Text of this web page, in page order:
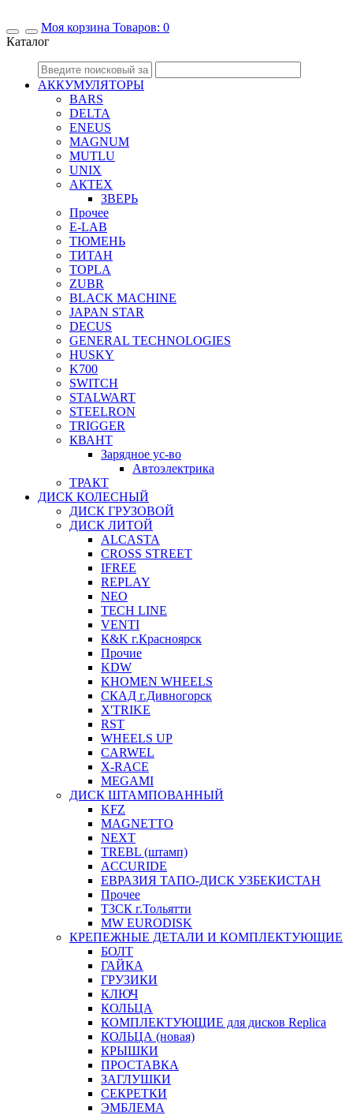
Mоя корзина Товаров: 0
Каталог
АККУМУЛЯТОРЫ
BARS
DELTA
ENEUS
MAGNUM
MUTLU
UNIX
АКТЕХ
ЗВЕРЬ
Прочее
E-LAB
ТЮМЕНЬ
ТИТАН
TOPLA
ZUBR
BLACK MACHINE
JAPAN STAR
DECUS
GENERAL TECHNOLOGIES
HUSKY
K700
SWITCH
STALWART
STEELRON
TRIGGER
КВАНТ
Зарядное ус-во
Автоэлектрика
ТРАКТ
ДИСК КОЛЕСНЫЙ
ДИСК ГРУЗОВОЙ
ДИСК ЛИТОЙ
ALCASTA
CROSS STREET
IFREE
REPLAY
NEO
TECH LINE
VENTI
К&K г.Красноярск
Прочие
KDW
KHOMEN WHEELS
СКАД г.Дивногорск
X'TRIKE
RST
WHEELS UP
CARWEL
X-RACE
MEGAMI
ДИСК ШТАМПОВАННЫЙ
KFZ
MAGNETTO
NEXT
TREBL (штамп)
ACCURIDE
ЕВРАЗИЯ ТАПО-ДИСК УЗБЕКИСТАН
Прочее
ТЗСК г.Тольятти
MW EURODISK
КРЕПЕЖНЫЕ ДЕТАЛИ И КОМПЛЕКТУЮЩИЕ
БОЛТ
ГАЙКА
ГРУЗИКИ
КЛЮЧ
КОЛЬЦА
КОМПЛЕКТУЮЩИЕ для дисков Replica
КОЛЬЦА (новая)
КРЫШКИ
ПРОСТАВКА
ЗАГЛУШКИ
СЕКРЕТКИ
ЭМБЛЕМА